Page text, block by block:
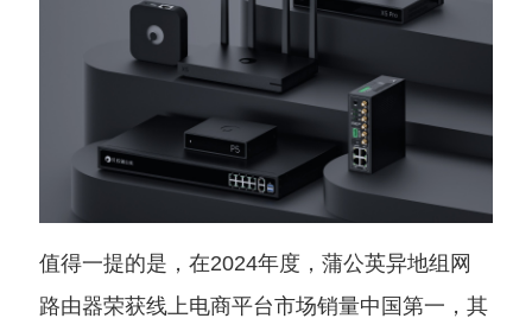
值得一提的是，在2024年度，蒲公英异地组网
路由器荣获线上电商平台市场销量中国第一，其